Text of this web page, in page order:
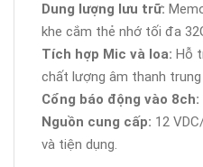
Dung lượng lưu trữ:
khe cắm thẻ nhớ tối đa
Tích hợp Mic và loa: Hỗ
chất lượng âm thanh
Cổng báo động vào 8ch:
Nguồn cung cấp: 12
và tiện dụng.